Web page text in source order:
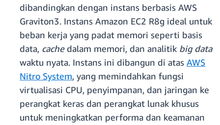
dibandingkan dengan instans berbasis AWS
Graviton3. Instans Amazon EC2 R8g ideal untuk
beban kerja yang padat memori seperti basis
data, cachedalam memori, dan analitik big data
waktu nyata. Instans ini dibangun di atas AWS
Nitro System, yang memindahkan fungsi
virtualisasi CPU, penyimpanan, dan jaringan ke
perangkat keras dan perangkat lunak khusus
untuk meningkatkan performa dan keamanan